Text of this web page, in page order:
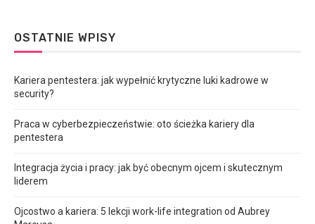
OSTATNIE WPISY
Kariera pentestera: jak wypełnić krytyczne luki kadrowe w
security?
Praca w cyberbezpieczeństwie: oto ścieżka kariery dla
pentestera
Integracja życia i pracy: jak być obecnym ojcem i skutecznym
liderem
Ojcostwo a kariera: 5 lekcji work-life integration od Aubrey